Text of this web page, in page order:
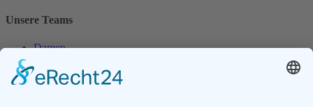
Unsere Teams
Damen
Herren
Herren 30